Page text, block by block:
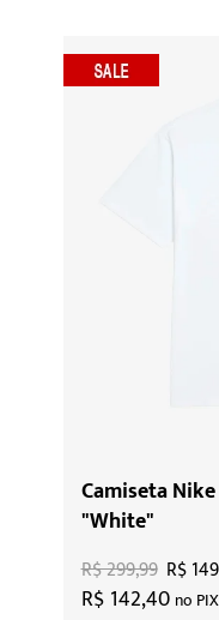
Camiseta
"White"
R$ 142,40 no
R$ 299,99 R$